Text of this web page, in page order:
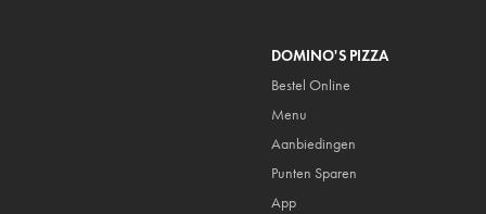
DOMINO'S PIZZA
Bestel Online
Menu
Aanbiedingen
Punten Sparen
App